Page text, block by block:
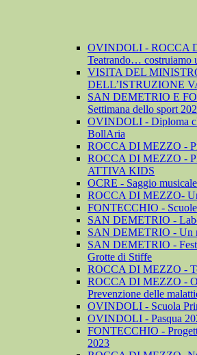
OVINDOLI - ROCCA
Teatrando… costruiamo
VISITA DEL
DELL’ISTRUZIONE
SAN DEMETRIO E
Settimana dello sport
OVINDOLI - Diploma
BollAria
ROCCA DI MEZZO -
ROCCA DI MEZZO -
ATTIVA KIDS
OCRE - Saggio
ROCCA DI MEZZO-
FONTECCHIO -
SAN DEMETRIO -
SAN DEMETRIO - Un
SAN DEMETRIO -
Grotte di Stiffe
ROCCA DI MEZZO -
ROCCA DI MEZZO -
Prevenzione delle
OVINDOLI - Scuola
OVINDOLI - Pasqua
FONTECCHIO -
2023